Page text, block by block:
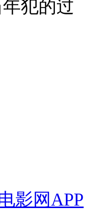
犯的过
影网APP